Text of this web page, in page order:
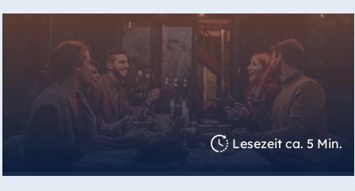
Lesezeit ca. 5 Min.